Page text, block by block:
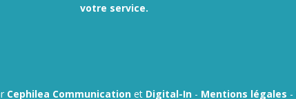
votre service.
Cephilea Communication et Digital-In - Mentions légales -